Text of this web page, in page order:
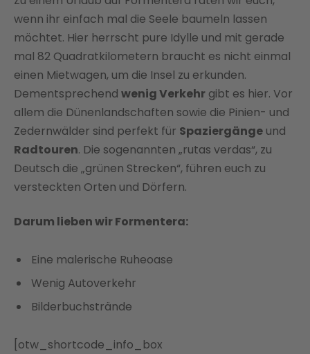
wenn ihr einfach mal die Seele baumeln lassen
möchtet. Hier herrscht pure Idylle und mit gerade
mal 82 Quadratkilometern braucht es nicht einmal
einen Mietwagen, um die Insel zu erkunden.
Dementsprechend wenig Verkehr gibt es hier. Vor
allem die Dünenlandschaften sowie die Pinien- und
Zedernwälder sind perfekt für Spaziergänge und
Radtouren. Die sogenannten „rutas verdas“, zu
Deutsch die „grünen Strecken“, führen euch zu
versteckten Orten und Dörfern.
Darum lieben wir Formentera:
Eine malerische Ruheoase
Wenig Autoverkehr
Bilderbuchstrände
[otw_shortcode_info_box